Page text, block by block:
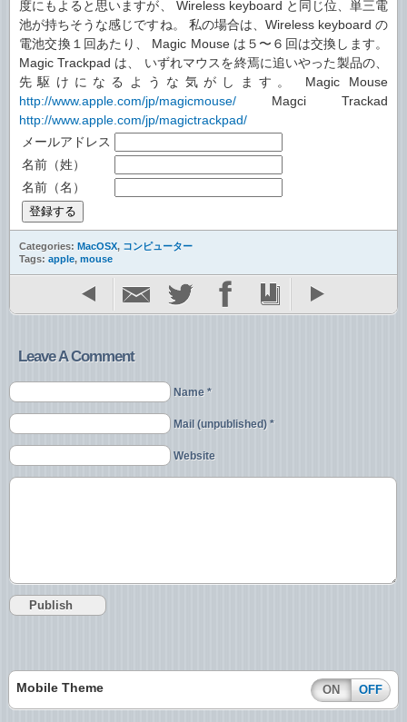
度にもよると思いますが、 Wireless keyboard と同じ位、単三電
池が持ちそうな感じですね。 私の場合は、Wireless keyboard の
電池交換１回あたり、 Magic Mouse は５〜６回は交換します。
Magic Trackpad は、 いずれマウスを終焉に追いやった製品の、
先駆けになるような気がします。 Magic Mouse
http://www.apple.com/jp/magicmouse/ Magci Trackad
http://www.apple.com/jp/magictrackpad/
メールアドレス
名前（姓）
名前（名）
Categories: MacOSX, コンピューター
Tags: apple, mouse
Leave A Comment
Name *
Mail (unpublished) *
Website
Mobile Theme ON OFF